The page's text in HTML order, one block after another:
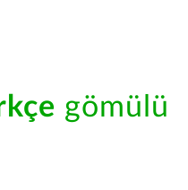
gömülü